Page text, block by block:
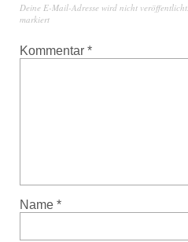
Deine E-Mail-Adresse wird nicht veröffentlicht.
markiert
Kommentar *
Name *